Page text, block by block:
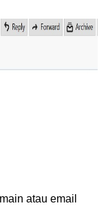
atau email